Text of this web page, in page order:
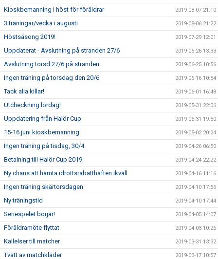
Kioskbemanning i höst för föräldrar 2019-08-07 21:10
3 träningar/vecka i augusti 2019-08-06 21:22
Höstsäsong 2019! 2019-07-29 12:01
Uppdaterat - Avslutning på stranden 27/6 2019-06-26 13:33
Avslutning torsd 27/6 på stranden 2019-06-25 10:56
Ingen träning på torsdag den 20/6 2019-06-16 10:54
Tack alla killar! 2019-06-01 16:48
Utcheckning lördag! 2019-05-31 22:06
Uppdatering från Halör Cup 2019-05-31 19:50
15-16 juni kioskbemanning 2019-05-02 20:24
Ingen träning på tisdag, 30/4 2019-04-26 06:50
Betalning till Halör Cup 2019 2019-04-24 22:22
Ny chans att hämta idrottsrabatthäften ikväll 2019-04-16 11:16
Ingen träning skärtorsdagen 2019-04-10 17:56
Ny träningstid 2019-04-10 17:44
Seriespelet börjar! 2019-04-05 14:07
Föräldramöte flyttat 2019-04-03 10:26
Kallelser till matcher 2019-03-31 13:32
Tvätt av matchkläder 2019-03-17 10:57